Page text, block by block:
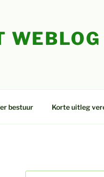
WEBLOG
bestuur Korte uitleg